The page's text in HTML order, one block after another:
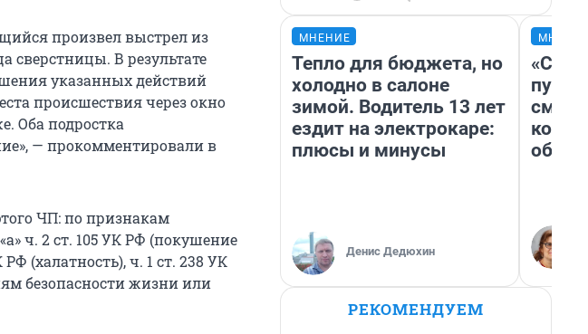
произвел выстрел из
сверстницы. В результате
указанных действий
происшествия через окно
Оба подростка
— прокомментировали в
ЧП: по признакам
ч. 2 ст. 105 УК РФ (покушение
(халатность), ч. 1 ст. 238 УК
безопасности жизни или
МНЕНИЕ
Тепло для бюджета, но
холодно в салоне
зимой. Водитель 13 лет
ездит на электрокаре:
плюсы и минусы
Денис Дедюхин
РЕКОМЕНДУЕМ